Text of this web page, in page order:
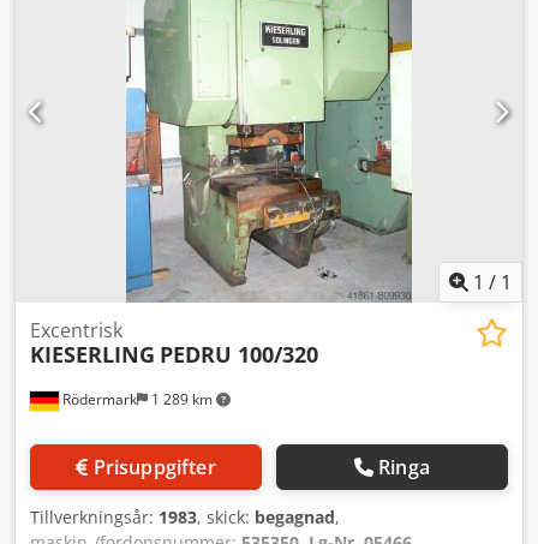
Kapacitet - styck/min: 105 Presskraft: 250 ton Plats: I
1 / 1
Rödermark 1 289 km
Excentrisk
KIESERLING PEDRU 100/320
Prisuppgifter Ringa
Tillverkningsår: 1983, skick: begagnad,